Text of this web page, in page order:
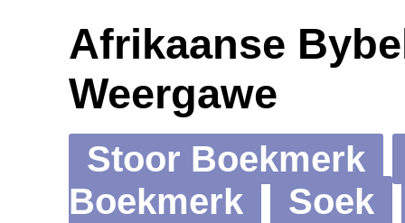
Afrikaanse
Weergawe
Stoor Boekmerk
Boekmerk
Soek